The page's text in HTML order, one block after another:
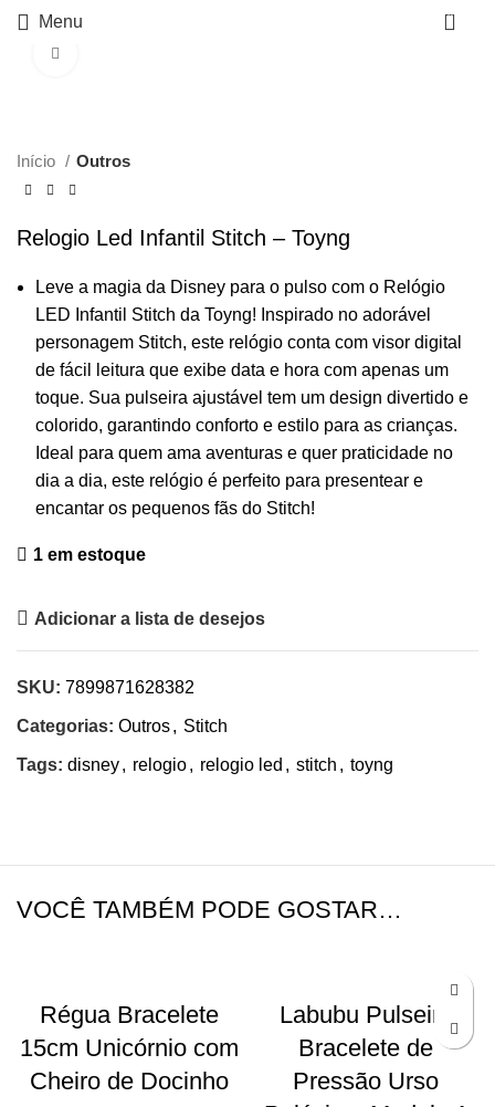
Menu 0
Início Outros
Relogio Led Infantil Stitch – Toyng
Leve a magia da Disney para o pulso com o Relógio
LED Infantil Stitch da Toyng! Inspirado no adorável
personagem Stitch, este relógio conta com visor digital
de fácil leitura que exibe data e hora com apenas um
toque. Sua pulseira ajustável tem um design divertido e
colorido, garantindo conforto e estilo para as crianças.
Ideal para quem ama aventuras e quer praticidade no
dia a dia, este relógio é perfeito para presentear e
encantar os pequenos fãs do Stitch!
1 em estoque
Adicionar a lista de desejos
SKU: 7899871628382
Categorias: Outros, Stitch
Tags: disney, relogio, relogio led , stitch , toyng
VOCÊ TAMBÉM PODE GOSTAR…
Régua Bracelete
15cm Unicórnio com
Cheiro de Docinho
Labubu Pulseira
Bracelete de
Pressão Urso